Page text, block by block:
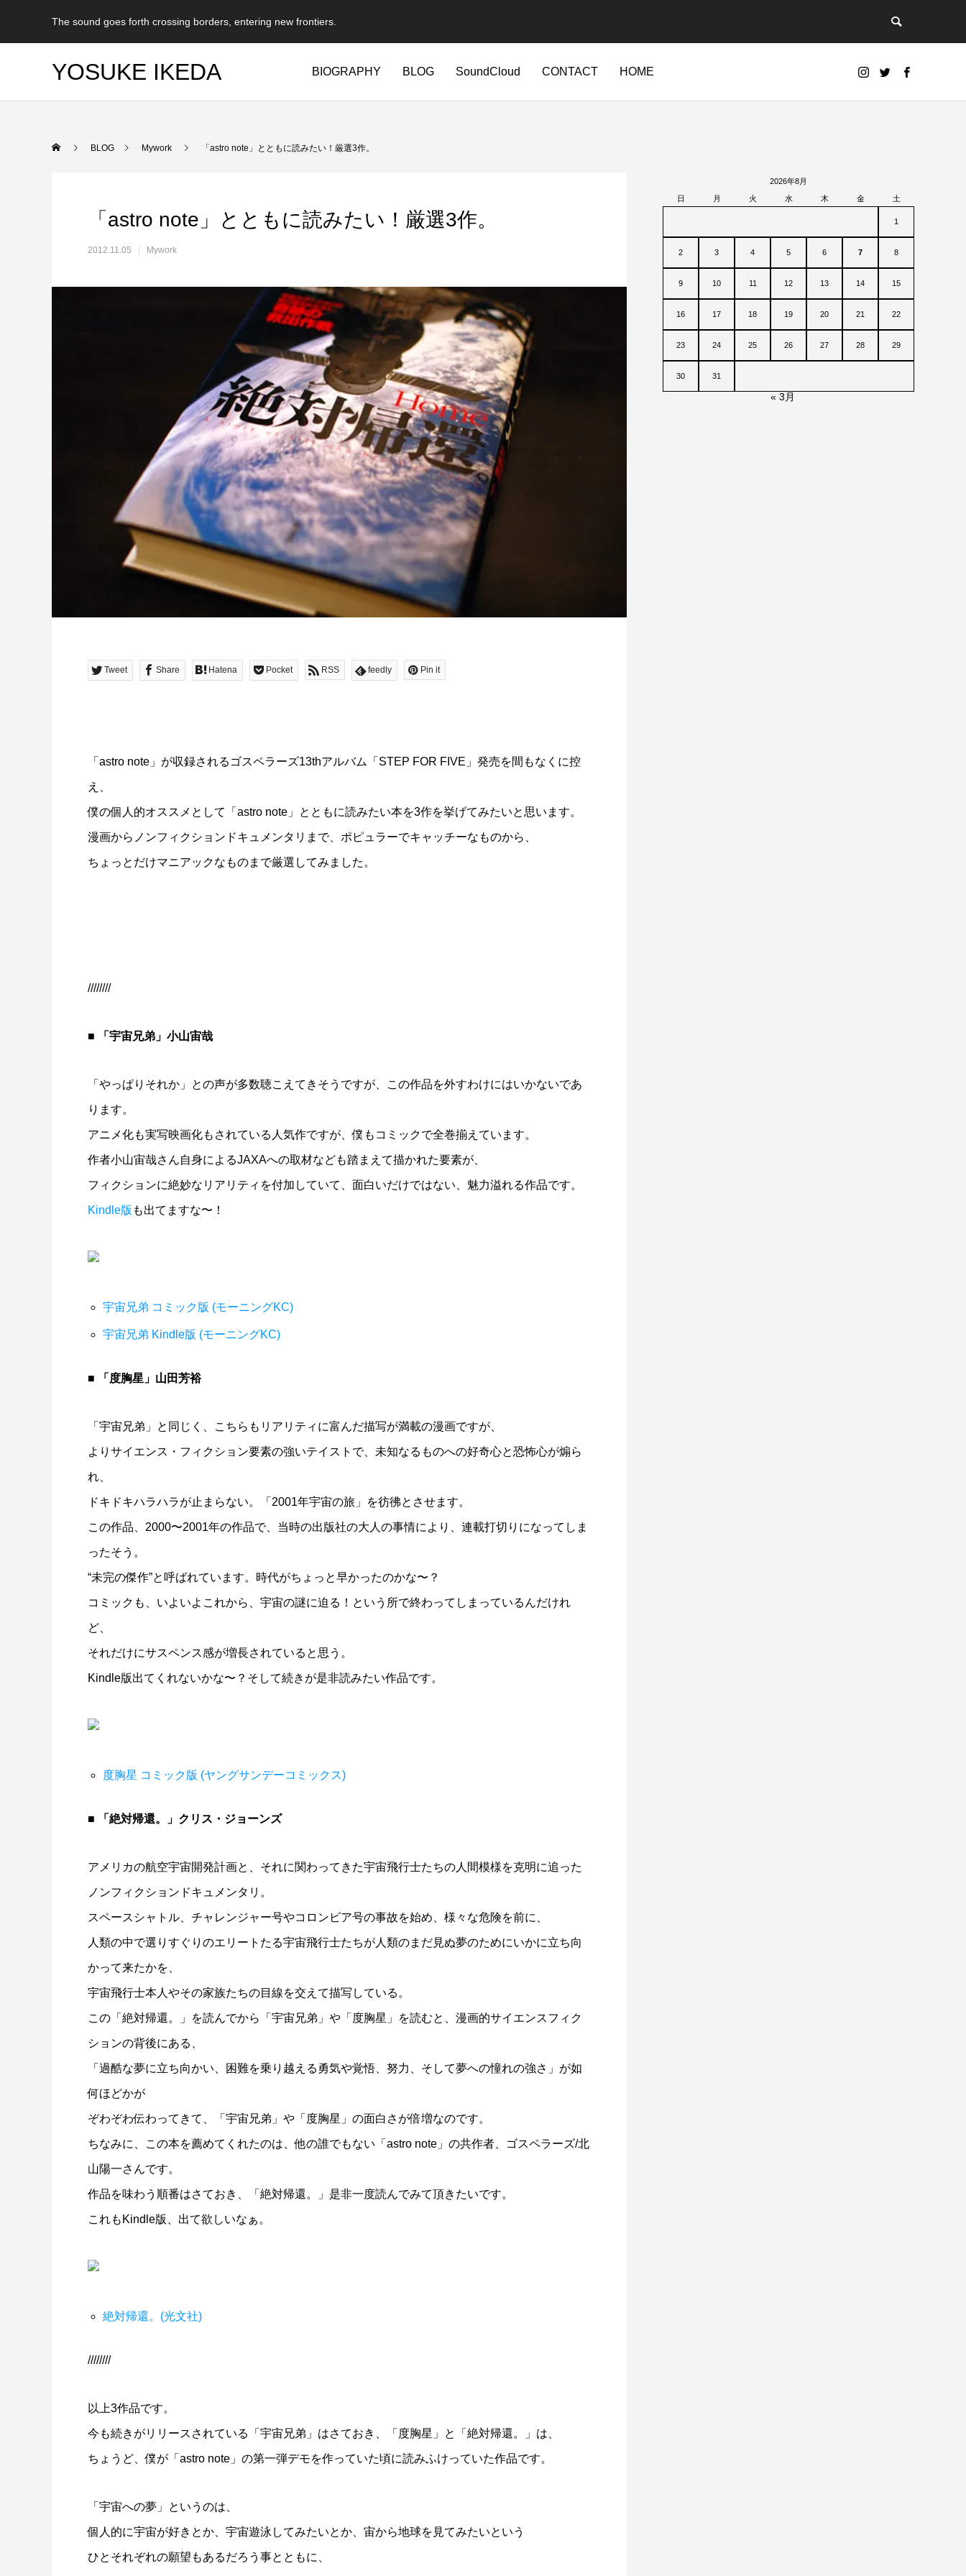
The sound goes forth crossing borders, entering new frontiers.
YOSUKE IKEDA BIOGRAPHY BLOG SoundCloud CONTACT HOME
BLOG Mywork 「astro note」とともに読みたい！厳選3作。
「astro note」とともに読みたい！厳選3作。
2012.11.05 Mywork
Tweet Share Hatena Pocket RSS feedly Pin it
「astro note」が収録されるゴスペラーズ13thアルバム「STEP FOR FIVE」発売を間もなくに控
え、
僕の個人的オススメとして「astro note」とともに読みたい本を3作を挙げてみたいと思います。
漫画からノンフィクションドキュメンタリまで、ポピュラーでキャッチーなものから、
ちょっとだけマニアックなものまで厳選してみました。
////////
■ 「宇宙兄弟」小山宙哉
「やっぱりそれか」との声が多数聴こえてきそうですが、この作品を外すわけにはいかないであ
ります。
アニメ化も実写映画化もされている人気作ですが、僕もコミックで全巻揃えています。
作者小山宙哉さん自身によるJAXAへの取材なども踏まえて描かれた要素が、
フィクションに絶妙なリアリティを付加していて、面白いだけではない、魅力溢れる作品です。
Kindle版 も出てますな〜！
宇宙兄弟 コミック版 (モーニングKC)
宇宙兄弟 Kindle版 (モーニングKC)
■ 「度胸星」山田芳裕
「宇宙兄弟」と同じく、こちらもリアリティに富んだ描写が満載の漫画ですが、
よりサイエンス・フィクション要素の強いテイストで、未知なるものへの好奇心と恐怖心が煽ら
れ、
ドキドキハラハラが止まらない。「2001年宇宙の旅」を彷彿とさせます。
この作品、2000〜2001年の作品で、当時の出版社の大人の事情により、連載打切りになってしま
ったそう。
“未完の傑作”と呼ばれています。時代がちょっと早かったのかな〜？
コミックも、いよいよこれから、宇宙の謎に迫る！という所で終わってしまっているんだけれ
ど、
それだけにサスペンス感が増長されていると思う。
Kindle版出てくれないかな〜？そして続きが是非読みたい作品です。
度胸星 コミック版 (ヤングサンデーコミックス)
■ 「絶対帰還。」クリス・ジョーンズ
アメリカの航空宇宙開発計画と、それに関わってきた宇宙飛行士たちの人間模様を克明に追った
ノンフィクションドキュメンタリ。
スペースシャトル、チャレンジャー号やコロンビア号の事故を始め、様々な危険を前に、
人類の中で選りすぐりのエリートたる宇宙飛行士たちが人類のまだ見ぬ夢のためにいかに立ち向
かって来たかを、
宇宙飛行士本人やその家族たちの目線を交えて描写している。
この「絶対帰還。」を読んでから「宇宙兄弟」や「度胸星」を読むと、漫画的サイエンスフィク
ションの背後にある、
「過酷な夢に立ち向かい、困難を乗り越える勇気や覚悟、努力、そして夢への憧れの強さ」が如
何ほどかが
ぞわぞわ伝わってきて、「宇宙兄弟」や「度胸星」の面白さが倍増なのです。
ちなみに、この本を薦めてくれたのは、他の誰でもない「astro note」の共作者、ゴスペラーズ/北
山陽一さんです。
作品を味わう順番はさておき、「絶対帰還。」是非一度読んでみて頂きたいです。
これもKindle版、出て欲しいなぁ。
絶対帰還。(光文社)
////////
以上3作品です。
今も続きがリリースされている「宇宙兄弟」はさておき、「度胸星」と「絶対帰還。」は、
ちょうど、僕が「astro note」の第一弾デモを作っていた頃に読みふけっていた作品です。
「宇宙への夢」というのは、
個人的に宇宙が好きとか、宇宙遊泳してみたいとか、宙から地球を見てみたいという
ひとそれぞれの願望もあるだろう事とともに、
2026年8月
日
月 火 水 木 金 土
1
2 3 4 5 6 7 8
9 10 11 12 13 14 15
16 17 18 19 20 21 22
23 24 25 26 27 28 29
30 31
« 3月